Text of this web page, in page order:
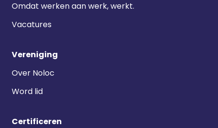
Omdat werken aan werk, werkt.
Vacatures
Vereniging
Over Noloc
Word lid
Certificeren